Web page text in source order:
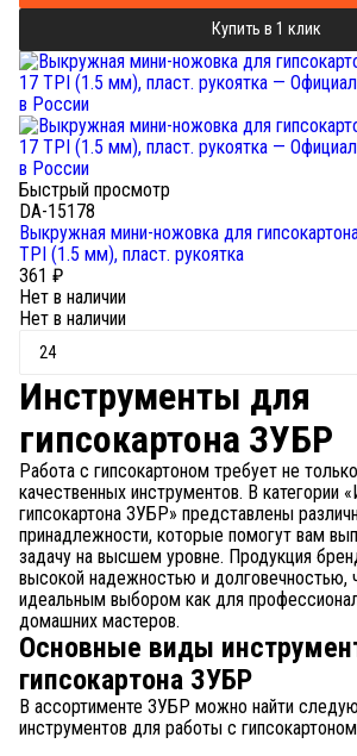
Купить в 1 клик
Быстрый просмотр
DA-15178
Выкружная мини-ножовка для
TPI (1.5 мм), пласт. рукоятка
361 ₽
Нет в наличии
Нет в наличии
Инструменты для
гипсокартона ЗУБР
Работа с гипсокартоном требует не
качественных инструментов. В категории
гипсокартона ЗУБР» представлены
принадлежности, которые помогут вам
задачу на высшем уровне. Продукция
высокой надежностью и долговечностью,
идеальным выбором как для
домашних мастеров.
Основные виды
гипсокартона ЗУБР
В ассортименте ЗУБР можно найти
инструментов для работы с